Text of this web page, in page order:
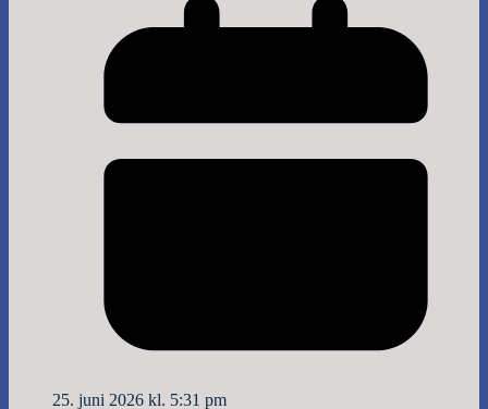
25. juni 2026 kl. 5:31 pm